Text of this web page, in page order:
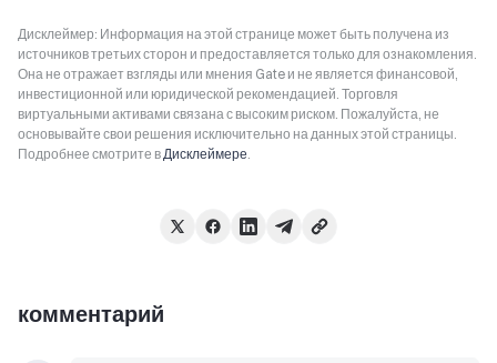
Дисклеймер: Информация на этой странице может быть получена из
источников третьих сторон и предоставляется только для ознакомления.
Она не отражает взгляды или мнения Gate и не является финансовой,
инвестиционной или юридической рекомендацией. Торговля
виртуальными активами связана с высоким риском. Пожалуйста, не
основывайте свои решения исключительно на данных этой страницы.
Подробнее смотрите в Дисклеймере
комментарий